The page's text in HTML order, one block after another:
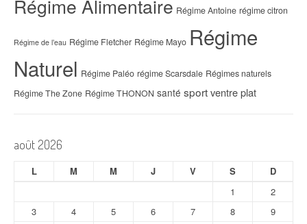
Régime Alimentaire Régime Antoine régime citron
Régime de l’eau Régime Fletcher Régime Mayo Régime
Naturel Régime Paléo régime Scarsdale Régimes naturels
Régime The Zone Régime THONON santé sportventre plat
août 2026
L M M J V S D
1
2
3
4 5 6 7 8
9